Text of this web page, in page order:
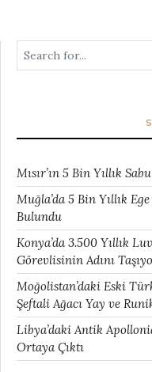
Mısır’ın 5 Bin Yıllık
Muğla’da 5 Bin Yıllık
Bulundu
Konya’da 3.500 Yıllık
Görevlisinin Adını
Moğolistan’daki Eski
Şeftali Ağacı Yay ve
Libya’daki Antik
Ortaya Çıktı